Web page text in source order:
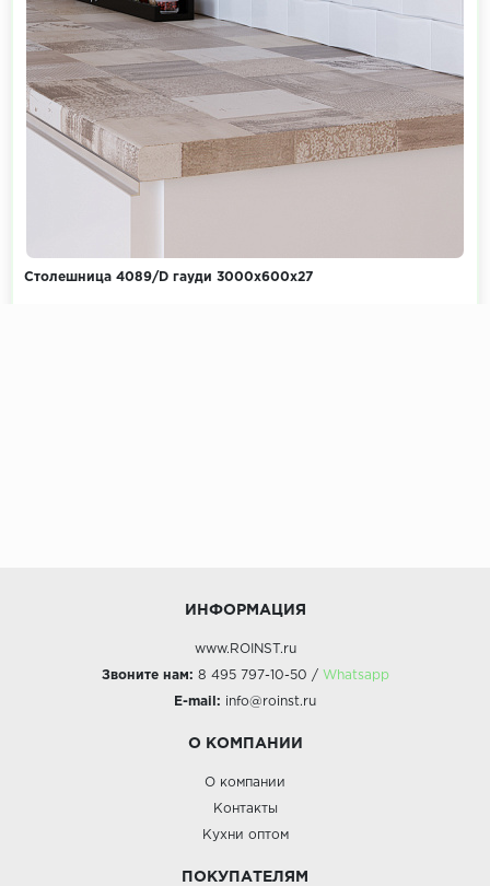
Столешница 4089/D гауди 3000х600х27
ИНФОРМАЦИЯ
www.ROINST.ru
Звоните нам: 8 495 797-10-50 / Whatsapp
E-mail: info@roinst.ru
О КОМПАНИИ
О компании
Контакты
Кухни оптом
ПОКУПАТЕЛЯМ